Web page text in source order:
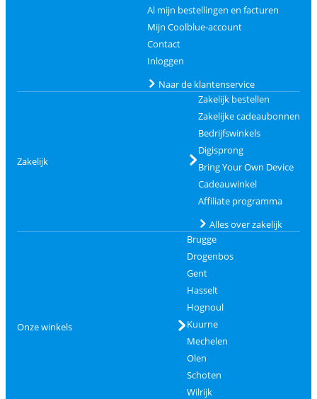
Al mijn bestellingen en facturen
Mijn Coolblue-account
Contact
Inloggen
Naar de klantenservice
Zakelijk
Zakelijk bestellen
Zakelijke cadeaubonnen
Bedrijfswinkels
Digisprong
Bring Your Own Device
Cadeauwinkel
Affiliate programma
Alles over zakelijk
Onze winkels
Brugge
Drogenbos
Gent
Hasselt
Hognoul
Kuurne
Mechelen
Olen
Schoten
Wilrijk